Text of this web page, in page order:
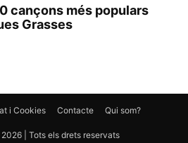
cançons més populars
Grasses
i Cookies Contacte Qui som?
| Tots els drets reservats